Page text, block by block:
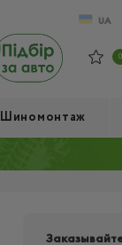
UA
0
Шиномонтаж